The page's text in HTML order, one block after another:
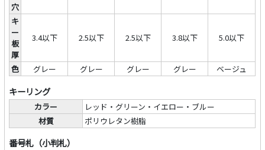
穴
キ
ー
板
厚
3.4以下 2.5以下 2.5以下 3.8以下 5.0以下
色 グレー グレー グレー グレー ベージュ
キーリング
カラー
レッド・グリーン・イエロー・ブルー
材質
ポリウレタン樹脂
番号札（小判札）